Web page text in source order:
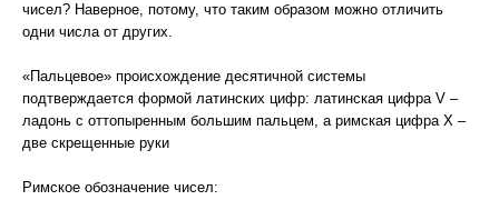
чисел? Наверное, потому, что таким образом можно отличить
одни числа от других.
«Пальцевое» происхождение десятичной системы
подтверждается формой латинских цифр: латинская цифра V –
ладонь с оттопыренным большим пальцем, а римская цифра Х –
две скрещенные руки
Римское обозначение чисел: